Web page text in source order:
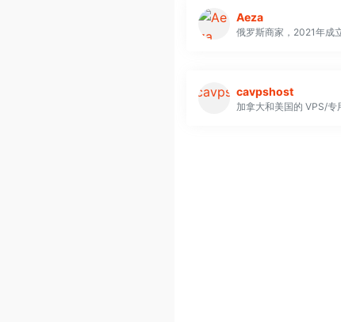
Aeza
俄罗斯商家，2021年成
cavpshost